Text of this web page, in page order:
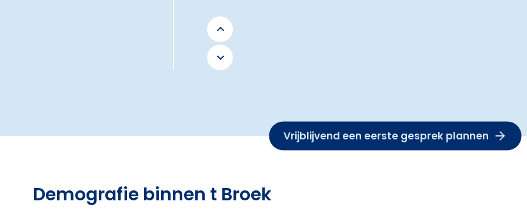
Vrijblijvend een eerste gesprek plannen
Demografie binnen t Broek